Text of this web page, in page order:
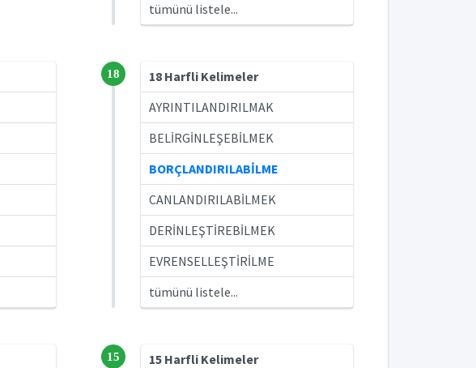
tümünü listele...
18
18 Harfli Kelimeler
AYRINTILANDIRILMAK
BELİRGİNLEŞEBİLMEK
BORÇLANDIRILABİLME
CANLANDIRILABİLMEK
DERİNLEŞTİREBİLMEK
EVRENSELLEŞTİRİLME
tümünü listele...
15
15 Harfli Kelimeler